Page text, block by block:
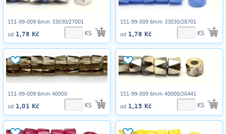
151-99-009 6mm 33030/27001
od 1,78 Kč KS
151-99-009 6mm 33030/28701
od 1,78 Kč KS
151-99-009 6mm 40000
od 1,01 Kč KS
151-99-009 6mm 40000/26441
od 1,15 Kč KS